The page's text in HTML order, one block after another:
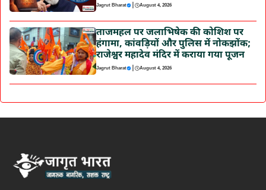
Jagrut Bharat | August 4, 2026
ताजमहल पर जलाभिषेक की कोशिश पर
हंगामा, कांवड़ियों और पुलिस में नोकझोंक;
राजेश्वर महादेव मंदिर में कराया गया पूजन
Jagrut Bharat | August 4, 2026